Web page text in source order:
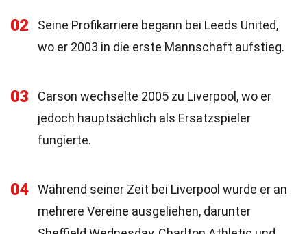
02
Seine Profikarriere begann bei Leeds United,
wo er 2003 in die erste Mannschaft aufstieg.
03
Carson wechselte 2005 zu Liverpool, wo er
jedoch hauptsächlich als Ersatzspieler
fungierte.
04
Während seiner Zeit bei Liverpool wurde er an
mehrere Vereine ausgeliehen, darunter